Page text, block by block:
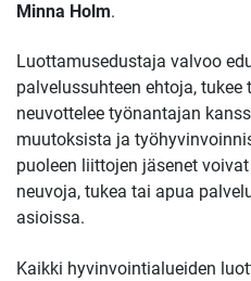
Minna Holm.
Luottamusedustaja valvoo
palvelussuhteen ehtoja,
neuvottelee työnantajan
muutoksista ja
puoleen liittojen jäsenet
neuvoja, tukea tai apua
asioissa.
Kaikki hyvinvointialueiden